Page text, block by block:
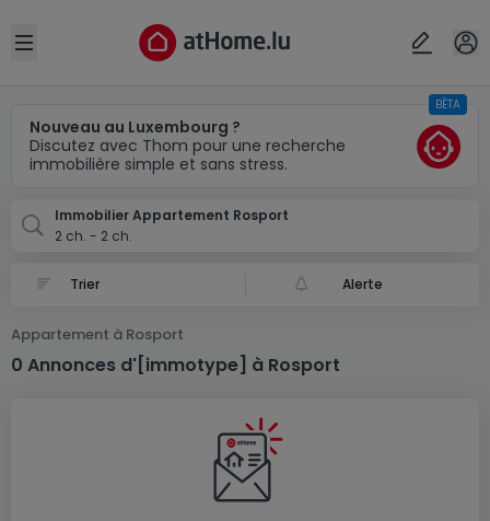
Open sidebar
Nouveau au Luxembourg ?
Discutez avec Thom pour une recherche
immobilière simple et sans stress.
BÊTA
Immobilier Appartement Rosport
2 ch. - 2 ch.
Alerte
Appartement à Rosport
0 Annonces d'[immotype] à Rosport
Localité(s)
Annuler OK